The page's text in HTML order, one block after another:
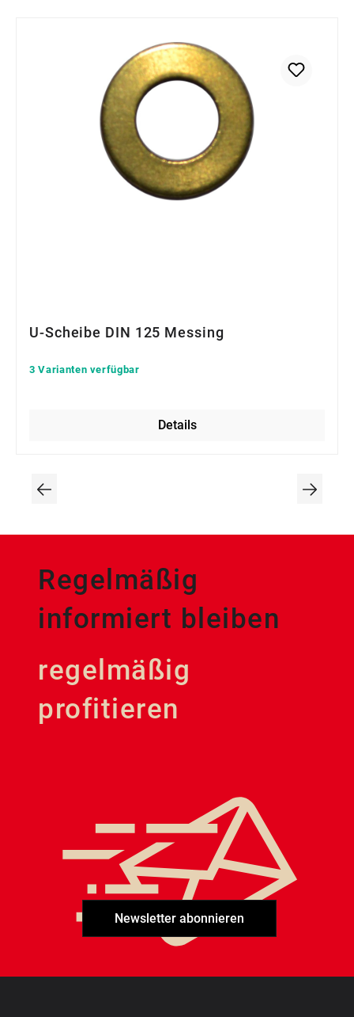
U-Scheibe DIN 125 Messing
3 Varianten verfügbar
Details
Regelmäßig
informiert bleiben
regelmäßig
profitieren
Newsletter abonnieren